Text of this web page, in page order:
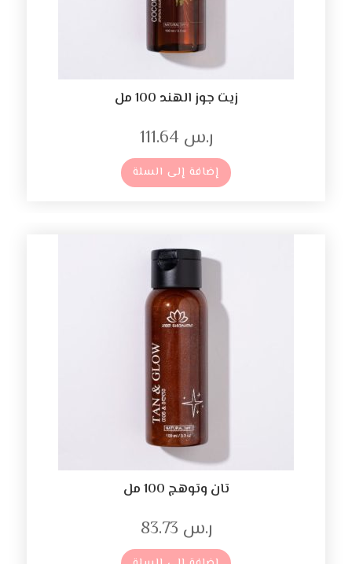
زيت جوز الهند 100 مل
ر.س
إضافة إلى السلة
تان وتوهج 100 مل
ر.س